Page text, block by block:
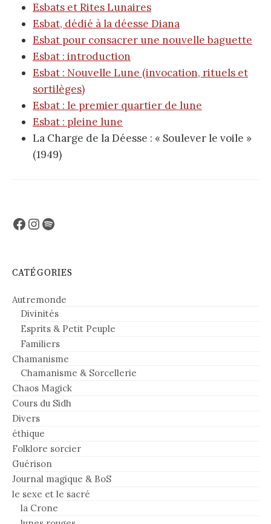
Esbats et Rites Lunaires
Esbat, dédié à la déesse Diana
Esbat pour consacrer une nouvelle baguette
Esbat : introduction
Esbat : Nouvelle Lune (invocation, rituels et
sortilèges)
Esbat : le premier quartier de lune
Esbat : pleine lune
La Charge de la Déesse : « Soulever le voile »
(1949)
Facebook
Instagram
Spotify
CATÉGORIES
Autremonde
Divinités
Esprits & Petit Peuple
Familiers
Chamanisme
Chamanisme & Sorcellerie
Chaos Magick
Cours du Sidh
Divers
éthique
Folklore sorcier
Guérison
Journal magique & BoS
le sexe et le sacré
la Crone